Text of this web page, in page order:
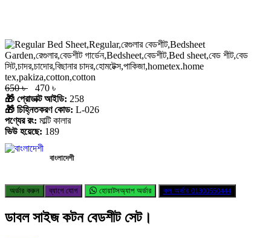
650 ৳
470 ৳
🎁 প্রোডাক্ট আইডি: 258
🎁 চিহ্নিতকরণ কোড: L-026
পণ্যের রং: মাল্টি কালার
ভিউ হয়েছে: 189
বাংলাদেশী
অর্ডার করুন ব্যাগে যোগ হোয়াটসঅ্যাপ অর্ডার কল অর্ডার 01300550444
ডাবল সাইজ কটন বেডশীট সেট।